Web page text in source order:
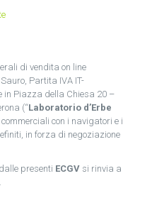
di vendita on line
Partita IVA IT-
in Piazza della Chiesa 20 –
(“Laboratorio d’Erbe
con i navigatori e i
in forza di negoziazione
presenti ECGVsi rinvia a